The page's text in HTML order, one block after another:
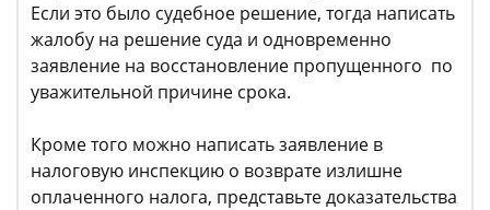
Если это было судебное решение, тогда написать
жалобу на решение суда и одновременно
заявление на восстановление пропущенного по
уважительной причине срока.
Кроме того можно написать заявление в
налоговую инспекцию о возврате излишне
оплаченного налога, представьте доказательства